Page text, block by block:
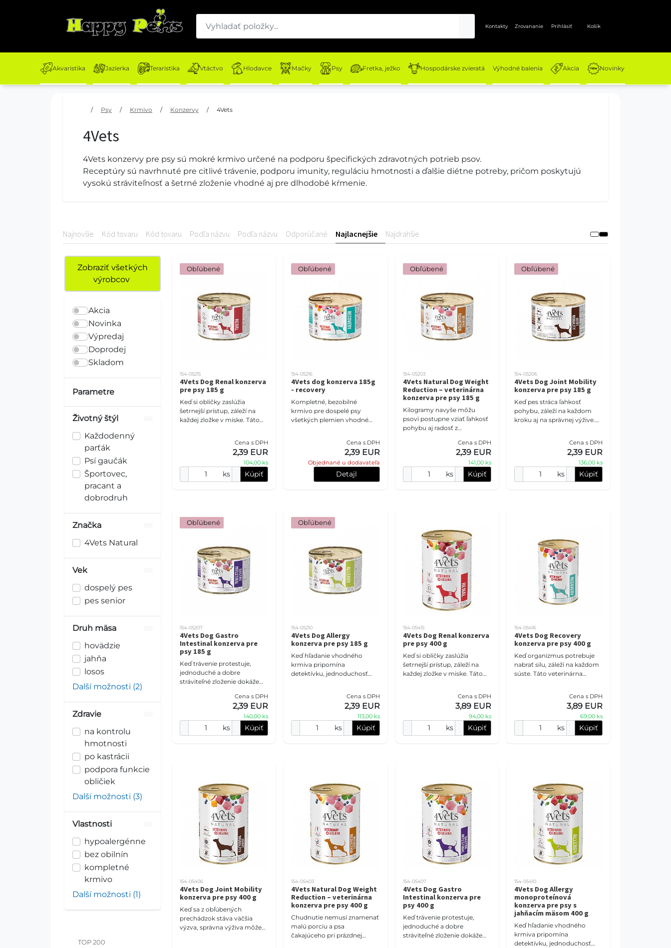
Kontakty Zrovananie Prihlásiť Košík
Akvaristika Jazierka Teraristika Vtáctvo Hlodavce Mačky Psy Fretka, ježko Hospodárske zvieratá Výhodné balenia Akcia Novinky
/ Psy / Krmivo / Konzervy / 4Vets
4Vets
4Vets konzervy pre psy sú mokré krmivo určené na podporu špecifických zdravotných potrieb psov.
Receptúry sú navrhnuté pre citlivé trávenie, podporu imunity, reguláciu hmotnosti a ďalšie diétne potreby, pričom poskytujú
vysokú stráviteľnosť a šetrné zloženie vhodné aj pre dlhodobé kŕmenie.
Najnovšie Kód tovaru Kód tovaru Podľa názvu Podľa názvu Odporúčané Najlacnejšie Najdrahšie
Zobraziť všetkých
výrobcov
Akcia
Novinka
Výpredaj
Doprodej
Skladom
Parametre
Životný štýl
Každodenný
parťák
Psí gaučák
Športovec,
pracant a
dobrodruh
Značka
4Vets Natural
Vek
dospelý pes
pes senior
Druh mäsa
hovädzie
jahňa
losos
Další možnosti (2)
Zdravie
na kontrolu
hmotnosti
po kastrácii
podpora funkcie
obličiek
Další možnosti (3)
Vlastnosti
hypoalergénne
bez obilnín
kompletné
krmivo
Další možnosti (1)
TOP 200
Obľúbené
154-05215
4Vets Dog Renal konzerva
pre psy 185 g
Keď si obličky zaslúžia
šetrnejší prístup, záleží na
každej zložke v miske. Táto
bielkovín s kontrolova
Cena s DPH
2,39 EUR
104,00 ks
ks Kúpiť
Obľúbené
154-05216
4Vets dog konzerva 185g
- recovery
Kompletné, bezobilné
krmivo pre dospelé psy
všetkých plemien vhodné
Cena s DPH
2,39 EUR
Objednané u dodavateľa
Detajl
Obľúbené
154-05203
4Vets Natural Dog Weight
Reduction – veterinárna
konzerva pre psy 185 g
Kilogramy navyše môžu
psovi postupne vziať ľahkosť
pohybu aj radosť z
Dog Weight Reduction 185 g
je kompletná veterinárna di
Cena s DPH
2,39 EUR
141,00 ks
ks Kúpiť
Obľúbené
154-05206
4Vets Dog Joint Mobility
konzerva pre psy 185 g
Keď pes stráca ľahkosť
pohybu, záleží na každom
kroku aj na správnej výžive.
chondroitín, zelenoústú mu
Cena s DPH
2,39 EUR
136,00 ks
ks Kúpiť
Obľúbené
154-05207
4Vets Dog Gastro
Intestinal konzerva pre
psy 185 g
Keď trávenie protestuje,
jednoduché a dobre
stráviteľné zloženie dokáže
veterinárna konzerva
kombinuje morčacie mäso,
Cena s DPH
2,39 EUR
140,00 ks
ks Kúpiť
Obľúbené
154-05210
4Vets Dog Allergy
konzerva pre psy 185 g
Keď hľadanie vhodného
krmiva pripomína
detektívku, jednoduchosť
veterinárna konzerva stavia
Cena s DPH
2,39 EUR
113,00 ks
ks Kúpiť
154-05415
4Vets Dog Renal konzerva
pre psy 400 g
Keď si obličky zaslúžia
šetrnejší prístup, záleží na
každej zložke v miske. Táto
bielkovín s kontrolova
Cena s DPH
3,89 EUR
94,00 ks
ks Kúpiť
154-05416
4Vets Dog Recovery
konzerva pre psy 400 g
Keď organizmus potrebuje
nabrať silu, záleží na každom
súste. Táto veterinárna
lososovým olejom a Pro-
Cena s DPH
3,89 EUR
69,00 ks
ks Kúpiť
154-05406
4Vets Dog Joint Mobility
konzerva pre psy 400 g
Keď sa z obľúbených
prechádzok stáva väčšia
výzva, správna výživa môže
154-05403
4Vets Natural Dog Weight
Reduction – veterinárna
konzerva pre psy 400 g
Chudnutie nemusí znamenať
malú porciu a psa
čakajúceho pri prázdnej
154-05407
4Vets Dog Gastro
Intestinal konzerva pre
psy 400 g
Keď trávenie protestuje,
jednoduché a dobre
stráviteľné zloženie dokáže
154-05410
4Vets Dog Allergy
monoproteínová
konzerva pre psy s
jahňacím mäsom 400 g
Keď hľadanie vhodného
krmiva pripomína
detektívku, jednoduchosť